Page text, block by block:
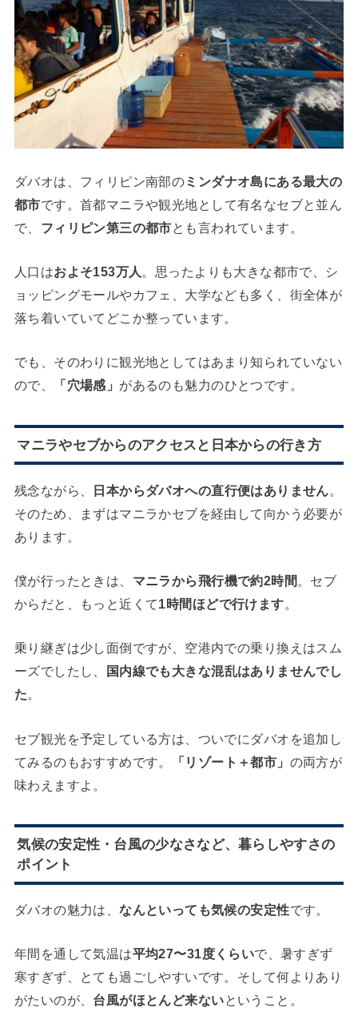
ダバオは、フィリピン南部のミンダナオ島にある最大の
都市です。首都マニラや観光地として有名なセブと並ん
で、 フィリピン第三の都市とも言われています。
人口はおよそ153万人 。思ったよりも大きな都市で、シ
ョッピングモールやカフェ、大学なども多く、街全体が
落ち着いていてどこか整っています。
でも、そのわりに観光地としてはあまり知られていない
ので、
「穴場感」 があるのも魅力のひとつです。
マニラやセブからのアクセスと日本からの行き方
残念ながら、 日本からダバオへの直行便はありません
そのため、まずはマニラかセブを経由して向かう必要が
あります。
僕が行ったときは、 マニラから飛行機で約2時間 。セブ
からだと、もっと近くて1時間ほどで行けます。
乗り継ぎは少し面倒ですが、空港内での乗り換えはスム
ーズでしたし、
国内線でも大きな混乱はありませんでし
た。
セブ観光を予定している方は、ついでにダバオを追加し
てみるのもおすすめです。
「リゾート＋都市」 の両方が
味わえますよ。
気候の安定性・台風の少なさなど、暮らしやすさの
ポイント
ダバオの魅力は、なんといっても気候の安定性です。
年間を通して気温は平均27〜31度くらいで、暑すぎず
寒すぎず、とても過ごしやすいです。そして何よりあり
がたいのが、 台風がほとんど来ないということ。